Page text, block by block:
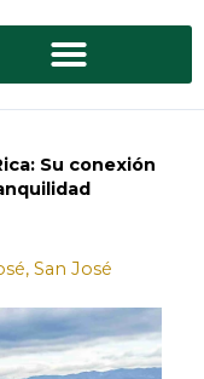
Su conexión
, San José